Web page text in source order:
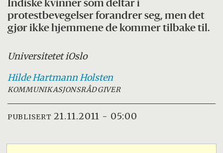
Indiske kvinner som deltar i
protestbevegelser forandrer seg, men det
gjør ikke hjemmene de kommer tilbake til.
Universitetet iOslo
Hilde HartmannHolsten
KOMMUNIKASJONSRÅDGIVER
PUBLISERT 21.11.2011 - 05:00